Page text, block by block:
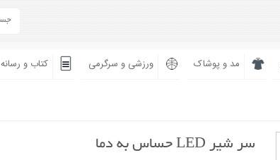
مد و پوشاک ورزشی و سرگرمی کتاب و رسانه
سر شير LED حساس به دما